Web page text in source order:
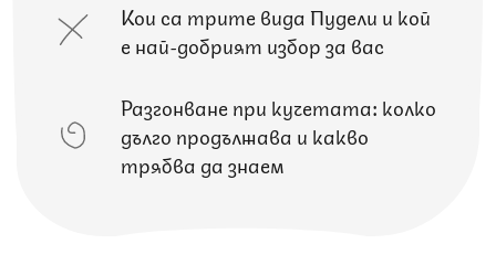
Кои са трите вида Пудели и кой
е най-добрият избор за вас
Разгонване при кучетата: колко
дълго продължава и какво
трябва да знаем